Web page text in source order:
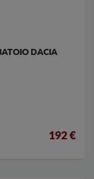
DACIA
192 €